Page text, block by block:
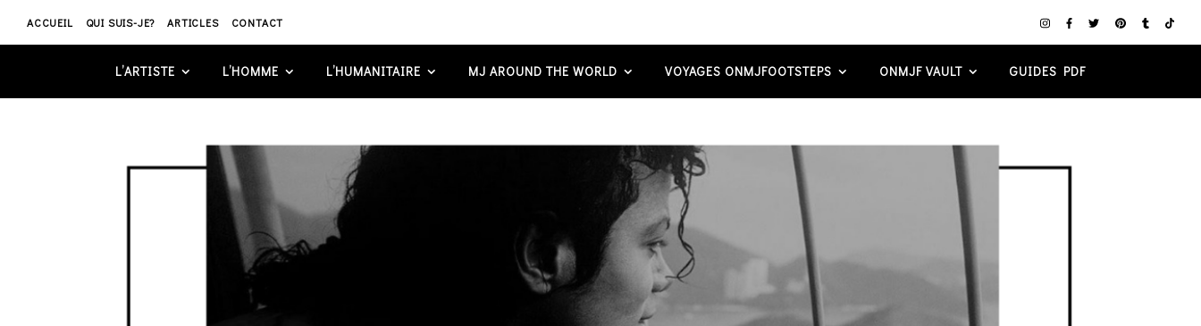
ACCUEIL QUI SUIS-JE? ARTICLES CONTACT
L’ARTISTE L’HOMME L’HUMANITAIRE MJ AROUND THE WORLD VOYAGES ONMJFOOTSTEPS ONMJF VAULT GUIDES PDF